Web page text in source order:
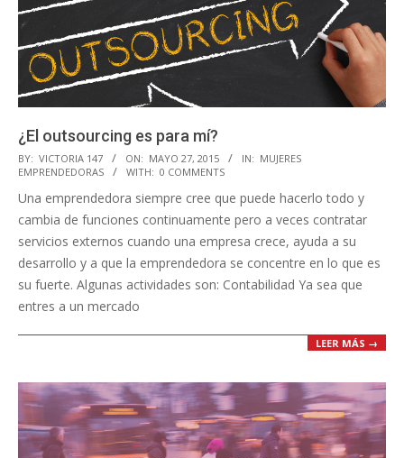
¿El outsourcing es para mí?
2015-
05-
27
BY: VICTORIA 147 ON: MAYO 27, 2015 IN: MUJERES
EMPRENDEDORAS
WITH: 0 COMMENTS
Una emprendedora siempre cree que puede hacerlo todo y
cambia de funciones continuamente pero a veces contratar
servicios externos cuando una empresa crece, ayuda a su
desarrollo y a que la emprendedora se concentre en lo que es
su fuerte. Algunas actividades son: Contabilidad Ya sea que
entres a un mercado
LEER MÁS →